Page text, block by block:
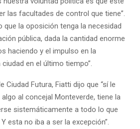
las facultades de control que tiene”.
que la oposición tenga la necesidad
pública, dada la cantidad enorme
haciendo y el impulso en la
en el último tiempo”.
Ciudad Futura, Fiatti dijo que “sí le
al concejal Monteverde, tiene la
sistemáticamente a todo lo que
esta no iba a ser la excepción”.